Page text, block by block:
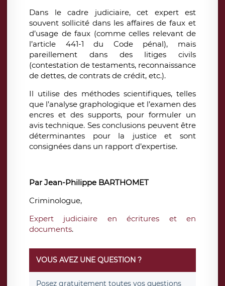
Dans le cadre judiciaire, cet expert est
souvent sollicité dans les affaires de faux et
d’usage de faux (comme celles relevant de
l’article 441-1 du Code pénal), mais
pareillement dans des litiges civils
(contestation de testaments, reconnaissance
de dettes, de contrats de crédit, etc.).
Il utilise des méthodes scientifiques, telles
que l’analyse graphologique et l’examen des
encres et des supports, pour formuler un
avis technique. Ses conclusions peuvent être
déterminantes pour la justice et sont
consignées dans un rapport d’expertise.
Par Jean-Philippe BARTHOMET
Criminologue,
Expert judiciaire en écritures et en
documents.
VOUS AVEZ UNE QUESTION ?
Posez gratuitement toutes vos questions